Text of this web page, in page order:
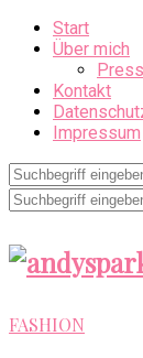
Start
Über mich
Kontakt
Impressum
FASHION